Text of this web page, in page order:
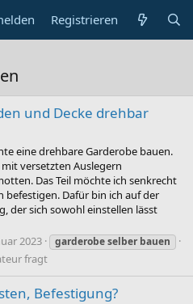
Registrieren
und Decke drehbar
eine drehbare Garderobe bauen.
versetzten Auslegern
Das Teil möchte ich senkrecht
befestigen. Dafür bin ich auf der
der sich sowohl einstellen lässt
2023 garderobeselber bauen
fragt
Befestigung?